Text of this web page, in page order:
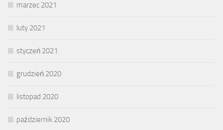
marzec 2021
luty 2021
styczeń 2021
grudzień 2020
listopad 2020
październik 2020